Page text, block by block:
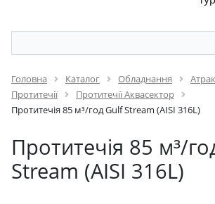
Головна Каталог Обладнання
Протитечії
Протитечії Аквасектор
Протитечія 85 м³/год Gulf Stream (AISI 316L)
Протитечія 85 м³/
Stream (AISI 316L)